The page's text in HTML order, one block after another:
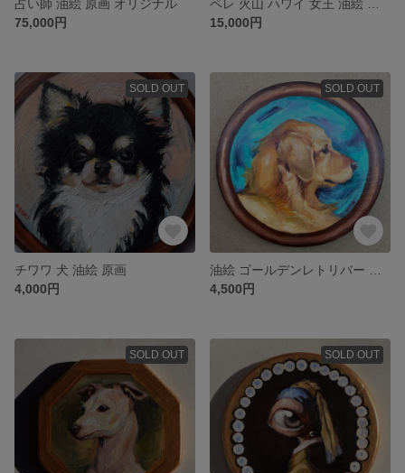
占い師 油絵 原画 オリジナル
75,000円
15,000円
SOLD OUT
チワワ 犬 油絵 原画
4,000円
SOLD OUT
4,500円
SOLD OUT SOLD OUT